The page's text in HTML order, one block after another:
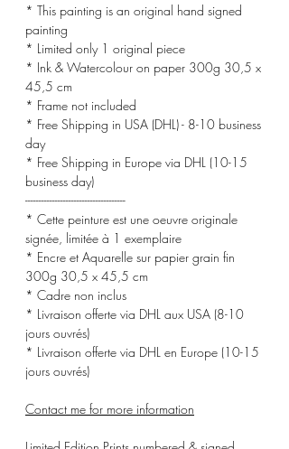
* This painting is an original hand signed
painting
* Limited only 1 original piece
* Ink & Watercolour on paper 300g 30,5 x
45,5 cm
* Frame not included
* Free Shipping in USA (DHL) - 8-10 business
day
* Free Shipping in Europe via DHL (10-15
business day)
-------------------------------------
* Cette peinture est une oeuvre originale
signée, limitée à 1 exemplaire
* Encre et Aquarelle sur papier grain fin
300g 30,5 x 45,5 cm
* Cadre non inclus
* Livraison offerte via DHL aux USA (8-10
jours ouvrés)
* Livraison offerte via DHL en Europe (10-15
jours ouvrés)
Contact me for more information